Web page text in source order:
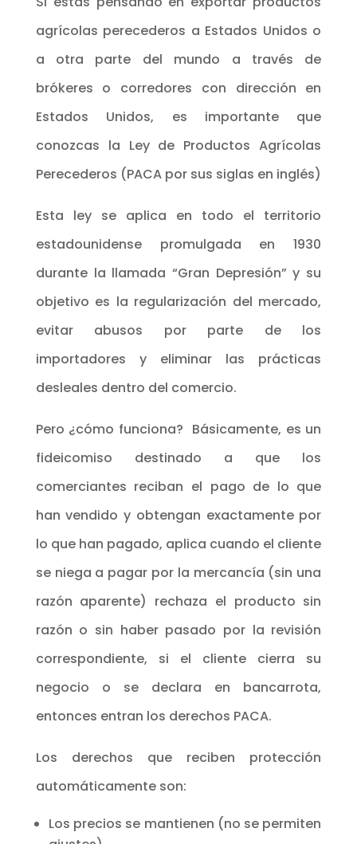
agrícolas perecederos a Estados Unidos o
a otra parte del mundo a través de
brókeres o corredores con dirección en
Estados Unidos, es importante que
conozcas la Ley de Productos Agrícolas
Perecederos (PACA por sus siglas en inglés)
Esta ley se aplica en todo el territorio
estadounidense promulgada en 1930
durante la llamada “Gran Depresión” y su
objetivo es la regularización del mercado,
evitar abusos por parte de los
importadores y eliminar las prácticas
desleales dentro del comercio.
Pero ¿cómo funciona? Básicamente, es un
fideicomiso destinado a que los
comerciantes reciban el pago de lo que
han vendido y obtengan exactamente por
lo que han pagado, aplica cuando el cliente
se niega a pagar por la mercancía (sin una
razón aparente) rechaza el producto sin
razón o sin haber pasado por la revisión
correspondiente, si el cliente cierra su
negocio o se declara en bancarrota,
entonces entran los derechos PACA.
Los derechos que reciben protección
automáticamente son:
Los precios se mantienen (no se permiten